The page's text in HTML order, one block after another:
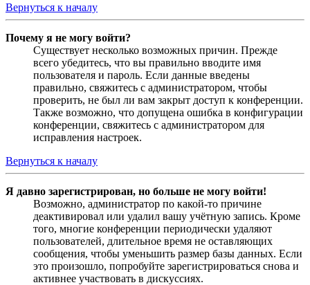
Вернуться к началу
Почему я не могу войти?
Существует несколько возможных причин. Прежде
всего убедитесь, что вы правильно вводите имя
пользователя и пароль. Если данные введены
правильно, свяжитесь с администратором, чтобы
проверить, не был ли вам закрыт доступ к конференции.
Также возможно, что допущена ошибка в конфигурации
конференции, свяжитесь с администратором для
исправления настроек.
Вернуться к началу
Я давно зарегистрирован, но больше не могу войти!
Возможно, администратор по какой-то причине
деактивировал или удалил вашу учётную запись. Кроме
того, многие конференции периодически удаляют
пользователей, длительное время не оставляющих
сообщения, чтобы уменьшить размер базы данных. Если
это произошло, попробуйте зарегистрироваться снова и
активнее участвовать в дискуссиях.